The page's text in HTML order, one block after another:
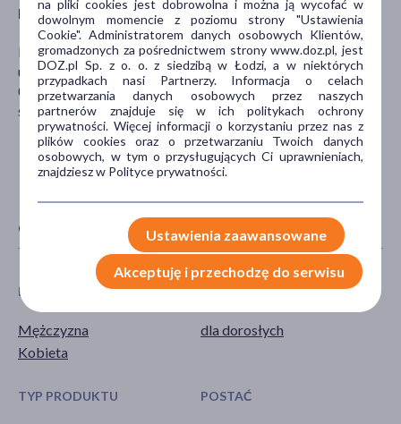
Producent
NEW APPROACH SP. Z O.O.
ul Ostrobramska 75C
04-175 Warszawa
sklep@basiclab.shop
CECHY PRODUKTU
PŁEĆ
Mężczyzna
Kobieta
WIEK
dla dorosłych
TYP PRODUKTU POSTAĆ
na pliki cookies jest dobrowolna i można ją wycofać w
dowolnym momencie z poziomu strony "Ustawienia
Cookie". Administratorem danych osobowych Klientów,
gromadzonych za pośrednictwem strony www.doz.pl, jest
DOZ.pl Sp. z o. o. z siedzibą w Łodzi, a w niektórych
przypadkach nasi Partnerzy. Informacja o celach
przetwarzania danych osobowych przez naszych
partnerów znajduje się w ich politykach ochrony
prywatności. Więcej informacji o korzystaniu przez nas z
plików cookies oraz o przetwarzaniu Twoich danych
osobowych, w tym o przysługujących Ci uprawnieniach,
znajdziesz w Polityce prywatności.
Ustawienia zaawansowane
Akceptuję i przechodzę do serwisu